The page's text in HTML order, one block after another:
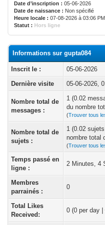
Date d’inscription : 05-06-2026
Date de naissance : Non spécifié
Heure locale : 07-08-2026 à 03:06 PM
Statut : Hors ligne
Informations sur gupta084
Inscrit le :
05-06-2026
Dernière visite
05-06-2026,
Nombre total de
messages :
1 (0.02
du nombre
(Trouver tous
Nombre total de
sujets :
1 (0.02
nombre total
(Trouver tous
Temps passé en
ligne :
2 Minutes, 4
Membres
parrainés :
0
Total Likes
Received:
0 (0 per day